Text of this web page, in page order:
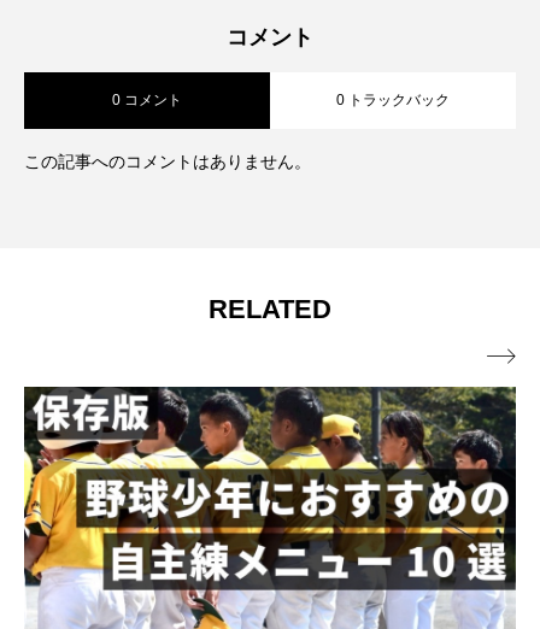
コメント
0 コメント 0 トラックバック
この記事へのコメントはありません。
RELATED
